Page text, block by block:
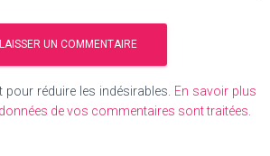
pour réduire les indésirables. En savoir plus
de vos commentaires sont traitées